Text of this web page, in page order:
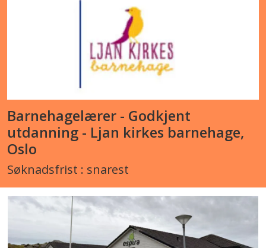
Barnehagelærer - Godkjent
utdanning - Ljan kirkes barnehage,
Oslo
Søknadsfrist : snarest